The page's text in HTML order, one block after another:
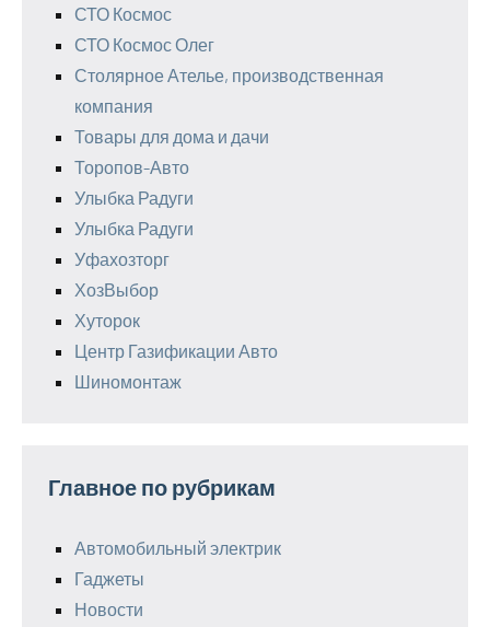
СТО Космос
СТО Космос Олег
Столярное Ателье, производственная
компания
Товары для дома и дачи
Торопов-Авто
Улыбка Радуги
Улыбка Радуги
Уфахозторг
ХозВыбор
Хуторок
Центр Газификации Авто
Шиномонтаж
Главное по рубрикам
Автомобильный электрик
Гаджеты
Новости